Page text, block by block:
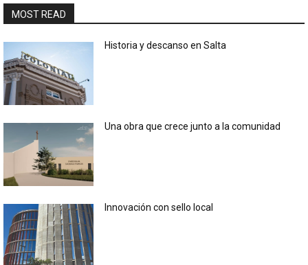
MOST READ
Historia y descanso en Salta
Una obra que crece junto a la comunidad
Innovación con sello local